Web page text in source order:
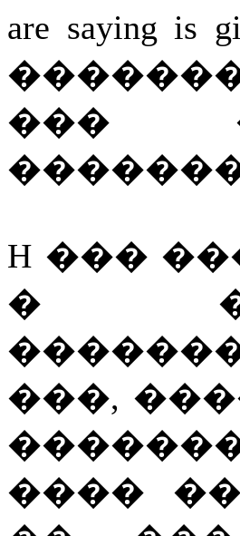
are saying
���
H ���
�
���,
����